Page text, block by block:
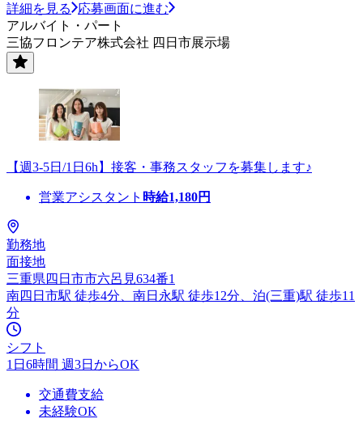
詳細を見る
応募画面に進む
アルバイト・パート
三協フロンテア株式会社 四日市展示場
【週3-5日/1日6h】接客・事務スタッフを募集します♪
営業アシスタント 時給1,180円
勤務地
面接地
三重県四日市市六呂見634番1
南四日市駅 徒歩4分、南日永駅 徒歩12分、泊(三重)駅 徒歩11
分
シフト
1日6時間 週3日からOK
交通費支給
未経験OK